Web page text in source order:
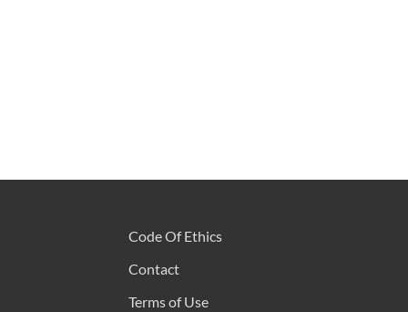
Code Of Ethics
Contact
Terms of Use